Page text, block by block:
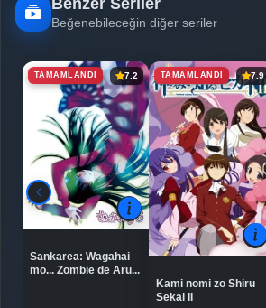
Beğenebileceğin diğer seriler
TAMAMLANDI 7.2
Sankarea: Wagahai
mo... Zombie de Aru...
TAMAMLANDI 7.9
Kami nomi zo Shiru
Sekai II